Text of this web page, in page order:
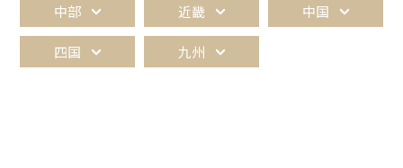
中部 近畿 中国
四国 九州